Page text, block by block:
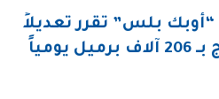
دول في “أوبك بلس” تقرر تعديلاً
في مستويات الإنتاج بـ 206 آلاف برميل يومياً